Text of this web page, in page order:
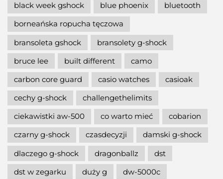
black week gshock
blue phoenix
bluetooth
borneańska ropucha tęczowa
bransoleta gshock
bransolety g-shock
bruce lee
built different
camo
carbon core guard
casio watches
casioak
cechy g-shock
challengethelimits
ciekawistki aw-500
co warto mieć
cobarion
czarny g-shock
czasdecyzji
damski g-shock
dlaczego g-shock
dragonballz
dst
dst w zegarku
duży g
dw-5000c